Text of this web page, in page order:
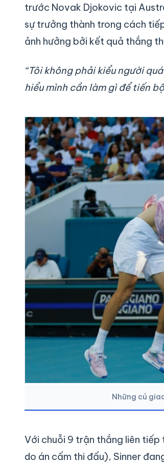
trước Novak Djokovic tại
sự trưởng thành trong cách
ảnh hưởng bởi kết quả thắng
“Tôi không phải kiểu người
hiểu mình cần làm gì để tiến
Những cú
Với chuỗi 9 trận thắng liên
do án cấm thi đấu), Sinner